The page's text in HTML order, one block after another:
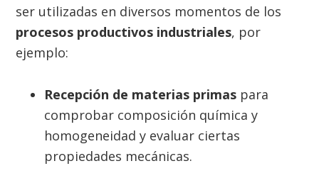
ser utilizadas en diversos momentos de los
procesos productivos industriales, por
ejemplo:
Recepción de materias primas para
comprobar composición química y
homogeneidad y evaluar ciertas
propiedades mecánicas.